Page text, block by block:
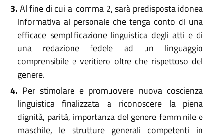
3. Al fine di cui al comma 2, sarà predisposta idonea
informativa al personale che tenga conto di una
efficace semplificazione linguistica degli atti e di
una redazione fedele ad un linguaggio
comprensibile e veritiero oltre che rispettoso del
genere.
4. Per stimolare e promuovere nuova coscienza
linguistica finalizzata a riconoscere la piena
dignità, parità, importanza del genere femminile e
maschile, le strutture generali competenti in